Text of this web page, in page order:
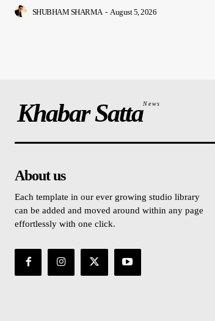
SHUBHAM SHARMA - August 5, 2026
Khabar SattaNews
About us
Each template in our ever growing studio library
can be added and moved around within any page
effortlessly with one click.